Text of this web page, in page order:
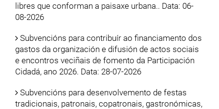
libres que conforman a paisaxe urbana.. Data: 06-
08-2026
Subvencións para contribuír ao financiamento dos
gastos da organización e difusión de actos sociais
e encontros veciñais de fomento da Participación
Cidadá, ano 2026. Data: 28-07-2026
Subvencións para desenvolvemento de festas
tradicionais, patronais, copatronais, gastronómicas,